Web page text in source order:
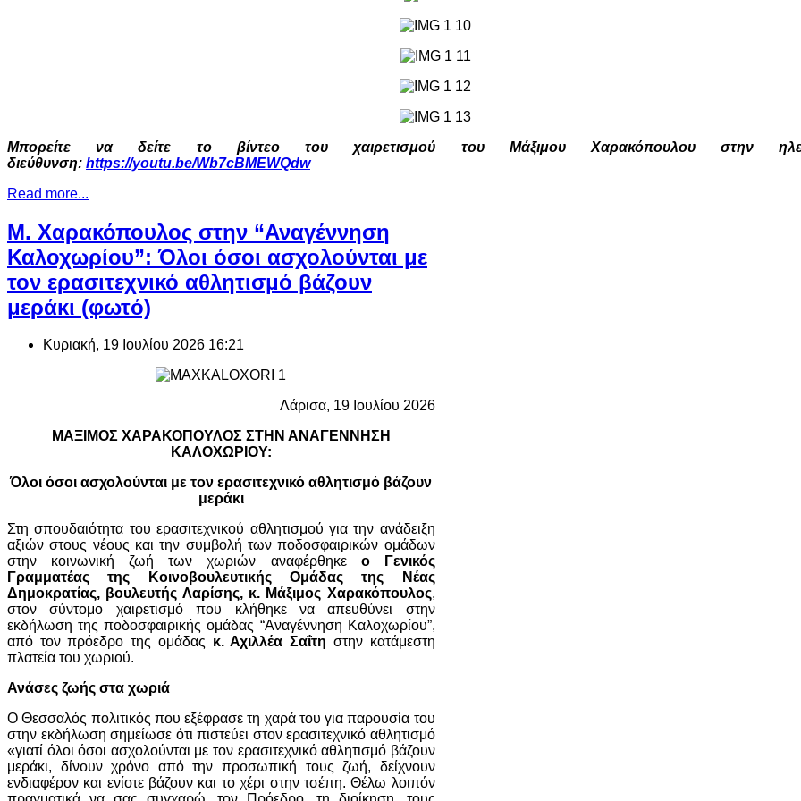
Μπορείτε να δείτε το βίντεο του χαιρετισμού του Μάξιμου Χαρακόπουλου στην
διεύθυνση: https://youtu.be/Wb7cBMEWQdw
Read more...
Μ. Χαρακόπουλος στην “Αναγέννηση
Καλοχωρίου”: Όλοι όσοι ασχολούνται με
τον ερασιτεχνικό αθλητισμό βάζουν
μεράκι (φωτό)
Κυριακή, 19 Ιουλίου 2026 16:21
Λάρισα, 19 Ιουλίου 2026
ΜΑΞΙΜΟΣ ΧΑΡΑΚΟΠΟΥΛΟΣ ΣΤΗΝ ΑΝΑΓΕΝΝΗΣΗ
ΚΑΛΟΧΩΡΙΟΥ:
Όλοι όσοι ασχολούνται με τον ερασιτεχνικό αθλητισμό βάζουν
μεράκι
Στη σπουδαιότητα του ερασιτεχνικού αθλητισμού για την ανάδειξη
αξιών στους νέους και την συμβολή των ποδοσφαιρικών ομάδων
στην κοινωνική ζωή των χωριών αναφέρθηκε ο Γενικός
Γραμματέας της Κοινοβουλευτικής Ομάδας της Νέας
Δημοκρατίας, βουλευτής Λαρίσης, κ. Μάξιμος Χαρακόπουλος,
στον σύντομο χαιρετισμό που κλήθηκε να απευθύνει στην
εκδήλωση της ποδοσφαιρικής ομάδας “Αναγέννηση Καλοχωρίου”,
από τον πρόεδρο της ομάδας κ. Αχιλλέα Σαΐτη στην κατάμεστη
πλατεία του χωριού.
Ανάσες ζωής στα χωριά
Ο Θεσσαλός πολιτικός που εξέφρασε τη χαρά του για παρουσία του
στην εκδήλωση σημείωσε ότι πιστεύει στον ερασιτεχνικό αθλητισμό
«γιατί όλοι όσοι ασχολούνται με τον ερασιτεχνικό αθλητισμό βάζουν
μεράκι, δίνουν χρόνο από την προσωπική τους ζωή, δείχνουν
ενδιαφέρον και ενίοτε βάζουν και το χέρι στην τσέπη. Θέλω λοιπόν